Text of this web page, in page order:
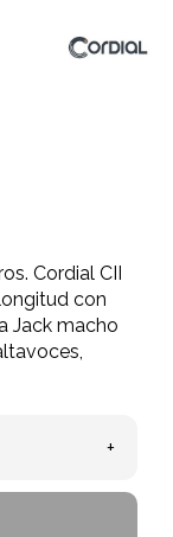
Cordial CII
con
Jack macho
+